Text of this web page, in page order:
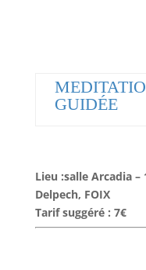
GUIDÉE
Lieu :salle Arcadia
Delpech, FOIX
Tarif suggéré : 7€